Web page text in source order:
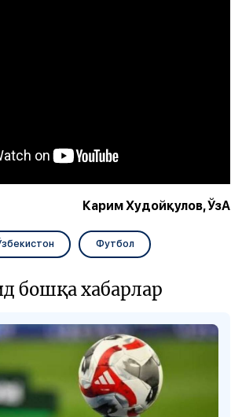
Карим Худойқулов, ЎзА
Футбол
бошқа хабарлар